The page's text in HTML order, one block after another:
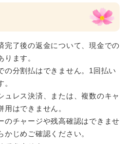
完了後の返金について、現金での
ます。
の分割払はできません。1回払い
ュレス決済、または、複数のキャ
用はできません。
のチャージや残高確認はできませ
かじめご確認ください。